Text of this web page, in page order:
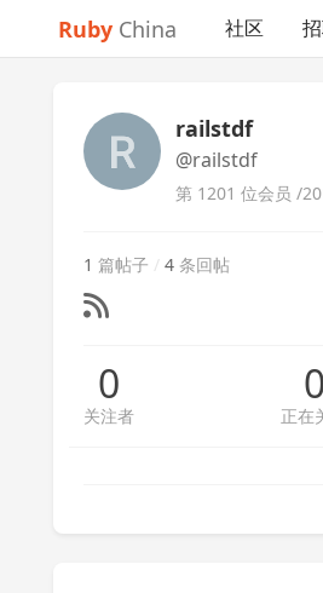
Ruby China 社区
railstdf
@railstdf
第 1201 位会员 /
1 篇帖子 / 4 条回帖
0
关注者
0
正在